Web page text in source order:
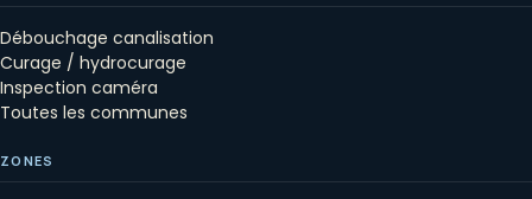
Débouchage canalisation
Curage / hydrocurage
Inspection caméra
Toutes les communes
ZONES